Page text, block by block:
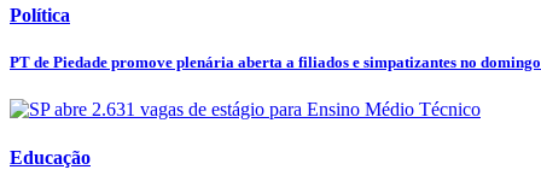
Política
PT de Piedade promove plenária aberta a filiados e simpatizantes no domingo
Educação